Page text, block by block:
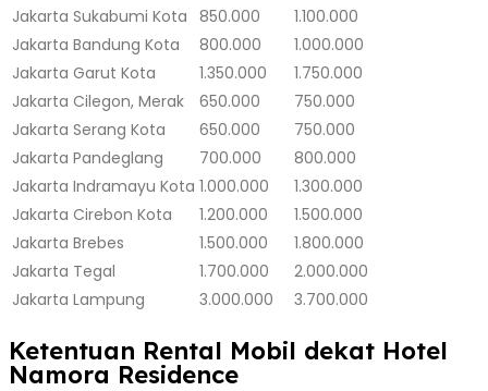
Jakarta Sukabumi Kota 850.000
1.100.000
Jakarta Bandung Kota 800.000
1.000.000
Jakarta Garut Kota 1.350.000
1.750.000
Jakarta Cilegon, Merak 650.000
750.000
Jakarta Serang Kota 650.000
750.000
Jakarta Pandeglang 700.000
800.000
Jakarta Indramayu Kota 1.000.000
1.300.000
Jakarta Cirebon Kota 1.200.000
1.500.000
Jakarta Brebes 1.500.000
1.800.000
Jakarta Tegal 1.700.000
2.000.000
Jakarta Lampung 3.000.000 3.700.000
Ketentuan Rental Mobil dekat Hotel
Namora Residence